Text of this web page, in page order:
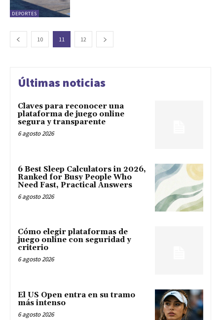
DEPORTES
10 11 12
Últimas noticias
Claves para reconocer una
plataforma de juego online
segura y transparente
6 agosto 2026
6 Best Sleep Calculators in 2026,
Ranked for Busy People Who
Need Fast, Practical Answers
6 agosto 2026
Cómo elegir plataformas de
juego online con seguridad y
criterio
6 agosto 2026
El US Open entra en su tramo
más intenso
6 agosto 2026